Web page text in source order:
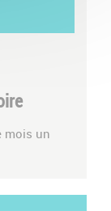
mois un